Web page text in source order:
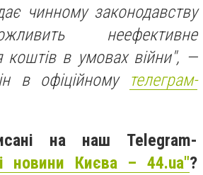
чинному законодавству
неефективне
коштів в умовах війни", —
в офіційному телеграм-
на наш Telegram-
новини Києва – 44.ua"?